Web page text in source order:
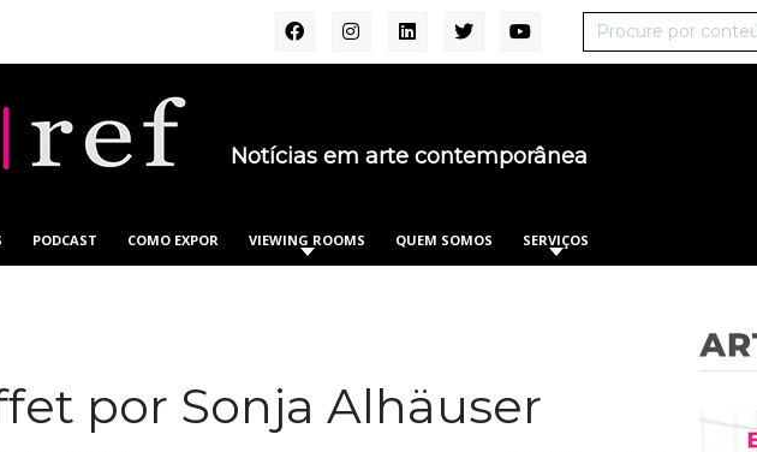
Notícias em arte contemporânea
PODCAST COMO EXPOR VIEWING ROOMS QUEM SOMOS SERVIÇOS
por Sonja Alhäuser